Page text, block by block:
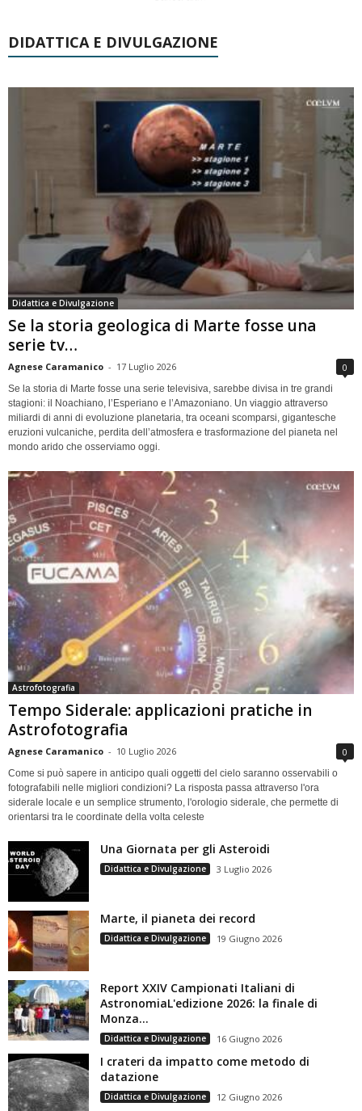
DIDATTICA E DIVULGAZIONE
Didattica e Divulgazione
Se la storia geologica di Marte fosse una
serie tv…
Agnese Caramanico - 17 Luglio 2026 0
Se la storia di Marte fosse una serie televisiva, sarebbe divisa in tre grandi
stagioni: il Noachiano, l’Esperiano e l’Amazoniano. Un viaggio attraverso
miliardi di anni di evoluzione planetaria, tra oceani scomparsi, gigantesche
eruzioni vulcaniche, perdita dell’atmosfera e trasformazione del pianeta nel
mondo arido che osserviamo oggi.
Astrofotografia
Tempo Siderale: applicazioni pratiche in
Astrofotografia
Agnese Caramanico - 10 Luglio 2026 0
Come si può sapere in anticipo quali oggetti del cielo saranno osservabili o
fotografabili nelle migliori condizioni? La risposta passa attraverso l'ora
siderale locale e un semplice strumento, l'orologio siderale, che permette di
orientarsi tra le coordinate della volta celeste
Una Giornata per gli Asteroidi
Didattica e Divulgazione 3 Luglio 2026
Marte, il pianeta dei record
Didattica e Divulgazione 19 Giugno 2026
Report XXIV Campionati Italiani di
AstronomiaL'edizione 2026: la finale di
Monza...
Didattica e Divulgazione 16 Giugno 2026
I crateri da impatto come metodo di
datazione
Didattica e Divulgazione 12 Giugno 2026